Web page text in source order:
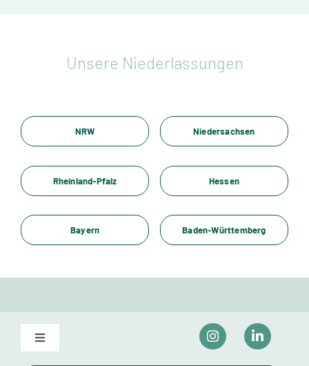
Unsere Niederlassungen
NRW Niedersachsen
Rheinland-Pfalz Hessen
Bayern Baden-Württemberg
Toggle